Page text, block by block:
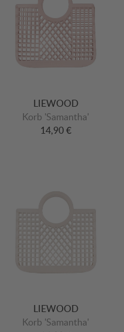
LIEWOOD
Korb 'Samantha'
14,90 €
LIEWOOD
Korb 'Samantha'